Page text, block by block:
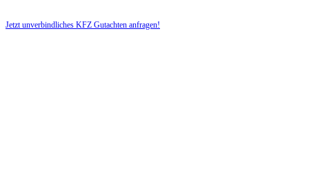
Jetzt unverbindliches KFZ Gutachten anfragen!